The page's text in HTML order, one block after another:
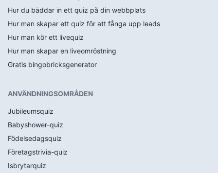
Hur du bäddar in ett quiz på din webbplats
Hur man skapar ett quiz för att fånga upp leads
Hur man kör ett livequiz
Hur man skapar en liveomröstning
Gratis bingobricksgenerator
ANVÄNDNINGSOMRÅDEN
Jubileumsquiz
Babyshower-quiz
Födelsedagsquiz
Företagstrivia-quiz
Isbrytarquiz